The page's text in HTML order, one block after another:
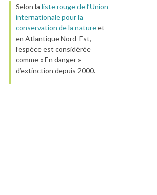
Selon la liste rouge de l’Union
internationale pour la
conservation de la natureet
en Atlantique Nord-Est,
l’espèce est considérée
comme « En danger »
d’extinction depuis 2000.